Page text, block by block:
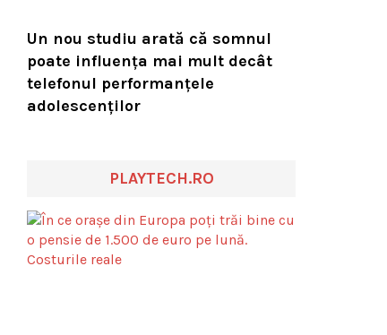
Un nou studiu arată că somnul
poate influența mai mult decât
telefonul performanțele
adolescenților
PLAYTECH.RO